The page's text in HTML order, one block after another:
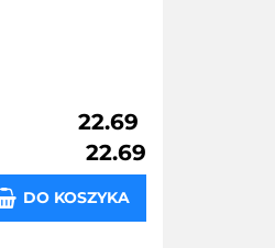
22.69
22.69
DO KOSZYKA